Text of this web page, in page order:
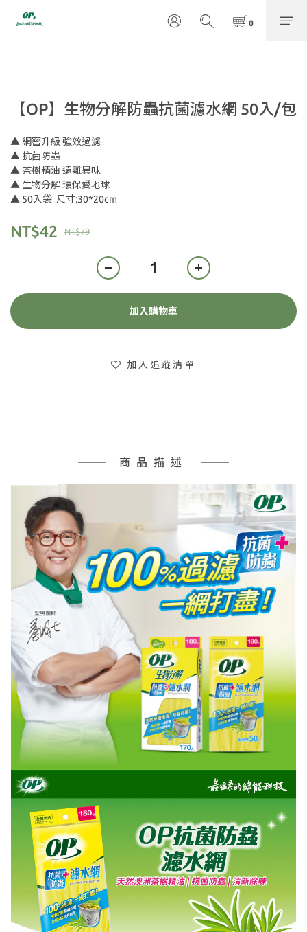
【OP】生物分解防蟲抗菌濾水網 50入/包
▲ 網密升級 強效過濾
▲ 抗菌防蟲
▲ 茶樹精油 遠離異味
▲ 生物分解 環保愛地球
▲ 50入袋  尺寸:30*20cm
NT$79
NT$42
加入購物車
加入追蹤清單
商品描述